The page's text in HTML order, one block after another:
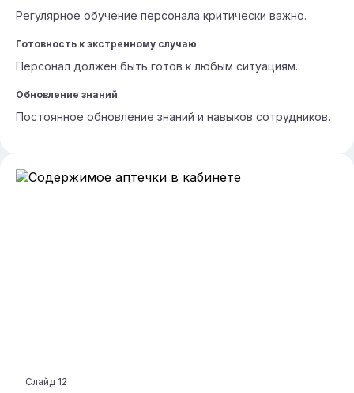
Регулярное обучение персонала критически важно.
Готовность к экстренному случаю
Персонал должен быть готов к любым ситуациям.
Обновление знаний
Постоянное обновление знаний и навыков сотрудников.
Слайд 12